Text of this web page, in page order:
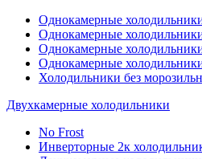
Однокамерные
Однокамерные
Однокамерные
Однокамерные
Холодильники без
Двухкамерные холодильники
No Frost
Инверторные 2к